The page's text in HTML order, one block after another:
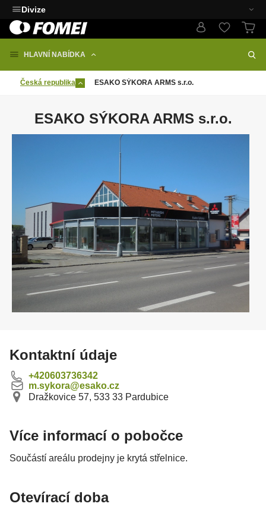
Divize
HLAVNÍ NABÍDKA
Česká republika ESAKO SÝKORA ARMS s.r.o.
ESAKO SÝKORA ARMS s.r.o.
Kontaktní údaje
+420603736342
m.sykora@esako.cz
Dražkovice 57, 533 33 Pardubice
Otevírací doba
Více informací o pobočce
Součástí areálu prodejny je krytá střelnice.